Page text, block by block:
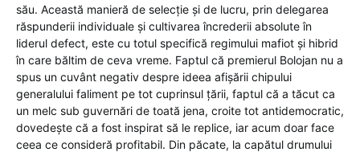
său. Această manieră de selecție și de lucru, prin delegarea
răspunderii individuale și cultivarea încrederii absolute în
liderul defect, este cu totul specifică regimului mafiot și hibrid
în care băltim de ceva vreme. Faptul că premierul Bolojan nu a
spus un cuvânt negativ despre ideea afișării chipului
generalului faliment pe tot cuprinsul țării, faptul că a tăcut ca
un melc sub guvernări de toată jena, croite tot antidemocratic,
dovedește că a fost inspirat să le replice, iar acum doar face
ceea ce consideră profitabil. Din păcate, la capătul drumului